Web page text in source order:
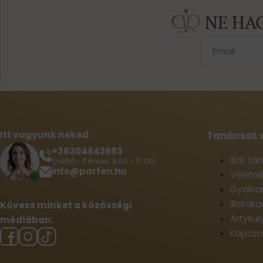
NE
Itt vagyunk neked:
+36304842983
(Hétfő - Péntek: 9:00 - 17:00)
info@parfen.hu
Kövess minket a közösségi
médiában:
Tanácsot
Illat